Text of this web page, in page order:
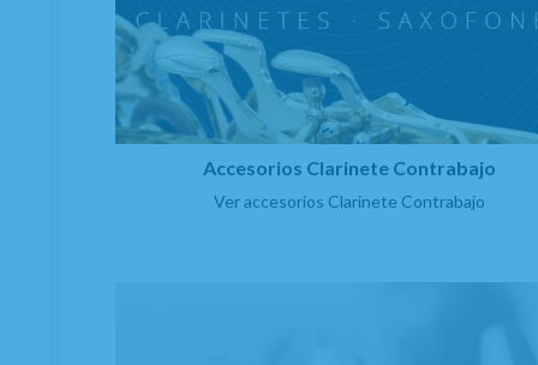
Accesorios Clarinete Contrabajo
Ver accesorios Clarinete Contrabajo